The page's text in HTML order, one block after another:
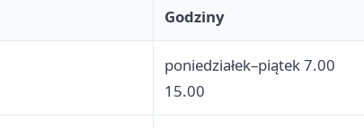
Godziny
poniedziałek–piątek 7.00
15.00